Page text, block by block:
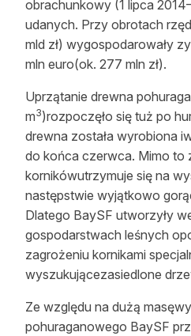
obrachunkowy (1 lipca
udanych. Przy obrotach
mld zł) wygospodarowały
mln euro(ok. 277 mln zł).
Uprzątanie drewna
m3)rozpoczęło się tuż po
drewna została wyrobiona
do końca czerwca. Mimo to
kornikówutrzymuje się na
następstwie wyjątkowo
Dlatego BaySF utworzyły
gospodarstwach leśnych
zagrożeniu kornikami
wyszukującezasiedlone
Ze względu na dużą
pohuraganowego BaySF